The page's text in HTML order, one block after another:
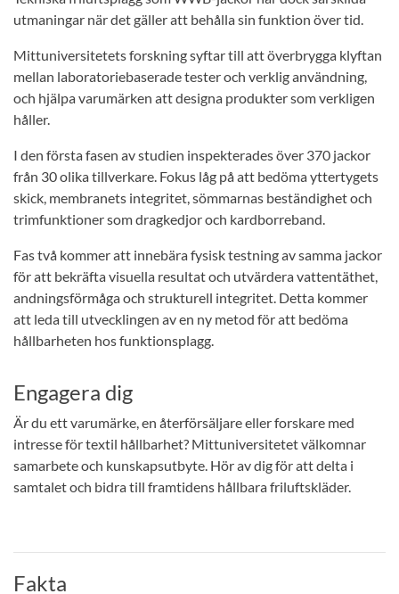
utmaningar när det gäller att behålla sin funktion över tid.
Mittuniversitetets forskning syftar till att överbrygga klyftan
mellan laboratoriebaserade tester och verklig användning,
och hjälpa varumärken att designa produkter som verkligen
håller.
I den första fasen av studien inspekterades över 370 jackor
från 30 olika tillverkare. Fokus låg på att bedöma yttertygets
skick, membranets integritet, sömmarnas beständighet och
trimfunktioner som dragkedjor och kardborreband.
Fas två kommer att innebära fysisk testning av samma jackor
för att bekräfta visuella resultat och utvärdera vattentäthet,
andningsförmåga och strukturell integritet. Detta kommer
att leda till utvecklingen av en ny metod för att bedöma
hållbarheten hos funktionsplagg.
Engagera dig
Är du ett varumärke, en återförsäljare eller forskare med
intresse för textil hållbarhet? Mittuniversitetet välkomnar
samarbete och kunskapsutbyte. Hör av dig för att delta i
samtalet och bidra till framtidens hållbara friluftskläder.
Fakta